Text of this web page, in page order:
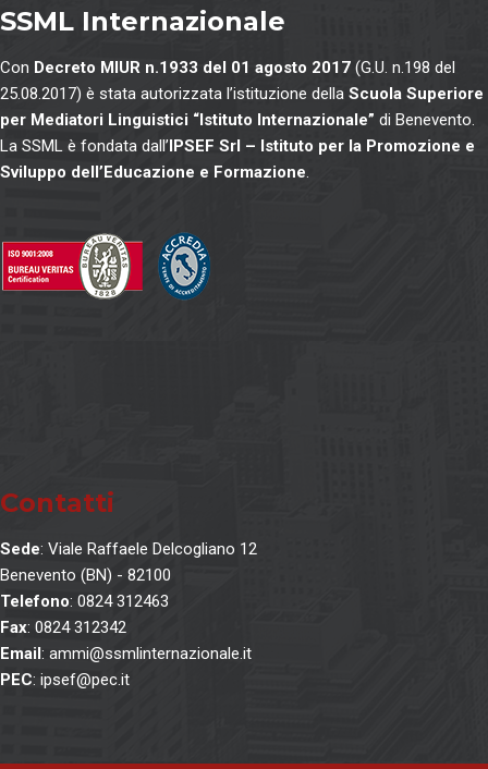
SSML Internazionale
Con Decreto MIUR n.1933 del 01 agosto 2017 (G.U. n.198 del
25.08.2017) è stata autorizzata l’istituzione della Scuola Superiore
per Mediatori Linguistici “Istituto Internazionale” di Benevento.
La SSML è fondata dall’IPSEF Srl – Istituto per la Promozione e
Sviluppo dell’Educazione e Formazione.
Contatti
Sede: Viale Raffaele Delcogliano 12
Benevento (BN) - 82100
Telefono: 0824 312463
Fax: 0824 312342
Email: ammi@ssmlinternazionale.it
PEC: ipsef@pec.it